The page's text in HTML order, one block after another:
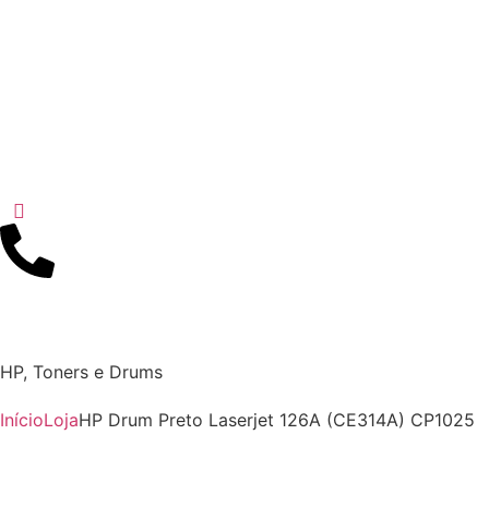
HP, Toners e Drums
InícioLojaHP Drum Preto Laserjet 126A (CE314A) CP1025